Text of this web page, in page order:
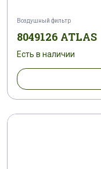
Воздушный фильтр
8049126 ATLAS
Есть в наличии